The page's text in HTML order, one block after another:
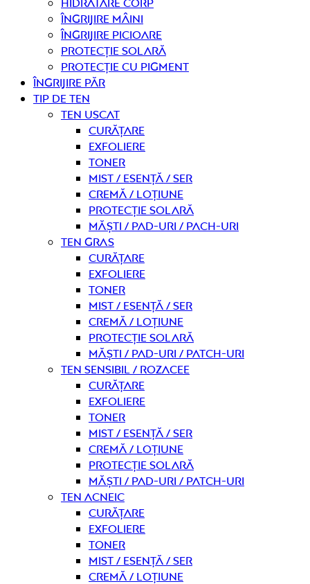
Îngrijire mâini
Îngrijire picioare
Protecție solară
Protecție cu pigment
Îngrijire PĂR
TIP DE TEN
Ten uscat
curățare
Exfoliere
Toner
Mist / Esență / Ser
Cremă / Loțiune
Protecție solară
Măști / Pad-uri / Pach-uri
Ten gras
curățare
Exfoliere
Toner
Mist / Esență / Ser
Cremă / Loțiune
Protecție solară
Măști / Pad-uri / Patch-uri
Ten sensibil / rozacee
curățare
Exfoliere
Toner
Mist / Esență / Ser
Cremă / Loțiune
Protecție solară
Măști / Pad-uri / Patch-uri
Ten acneic
curățare
Exfoliere
Toner
Mist / Esență / Ser
Cremă / Loțiune